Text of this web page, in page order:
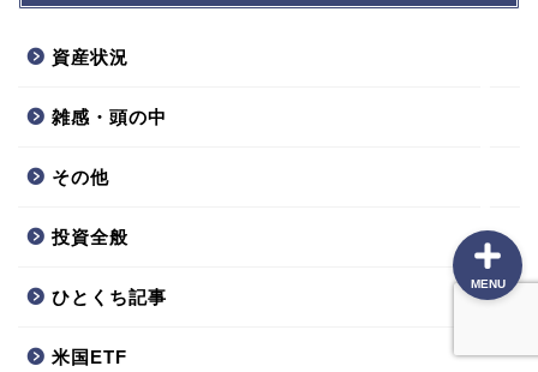
資産状況
雑感・頭の中
その他
投資全般
ひとくち記事
米国ETF
MENU